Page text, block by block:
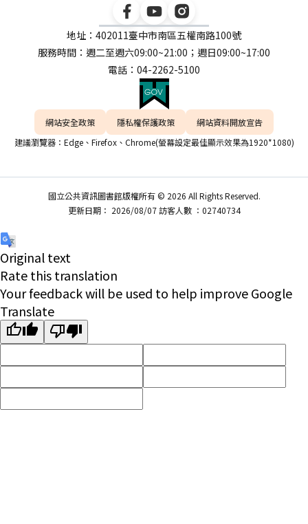
地址：402011臺中市南區五權南路100號
服務時間：週二至週六09:00~21:00；週日09:00~17:00
電話：04-2262-5100
網站安全政策 隱私權保護政策
網站資料開放宣告
建議瀏覽器：Edge、Firefox、Chrome(螢幕設定最佳顯示效果為1920*1080)
國立公共資訊圖書館版權所有 © 2026 All Rights Reserved.
更新日期： 2026/08/07 訪客人數 ：02740734
Original text
Rate this translation
Your feedback will be used to help improve Google
Translate